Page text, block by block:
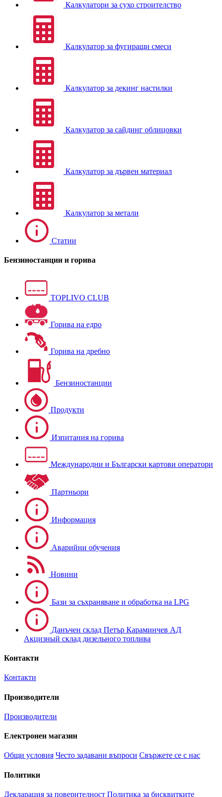
Калкулатори за сухо строителство
Калкулатор за фугиращи смеси
Калкулатор за декинг настилки
Калкулатор за сайдинг облицовки
Калкулатор за дървен материал
Калкулатор за метали
Статии
Бензиностанции и горива
TOPLIVO CLUB
Горива на едро
Горива на дребно
Бензиностанции
Продукти
Изпитания на горива
Международни и Български картови оператори
Партньори
Информация
Аварийни обучения
Новини
Бази за съхраняване и обработка на LPG
Данъчен склад Петър Караминчев АД
Акцизный склад дизельного топлива
Контакти
Контакти
Производители
Производители
Електронен магазин
Общи условия Често задавани въпроси Свържете се с нас
Политики
Декларация за поверителност Политика за бисквитките